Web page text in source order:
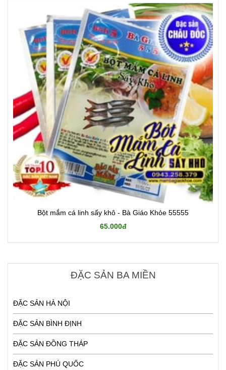
Bột mắm cá linh sấy khô - Bà Giáo Khỏe 55555
65.000đ
ĐẶC SẢN BA MIỀN
ĐẶC SẢN HÀ NỘI
ĐẶC SẢN BÌNH ĐỊNH
ĐẶC SẢN ĐỒNG THÁP
ĐẶC SẢN PHÚ QUỐC